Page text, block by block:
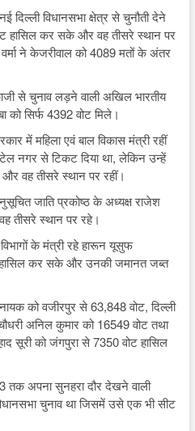
दिल्ली विधानसभा क्षेत्र से चुनौती देने
हासिल कर सके और वह तीसरे स्थान पर
ने केजरीवाल को 4089 मतों के अंतर
से चुनाव लड़ने वाली अखिल भारतीय
को सिर्फ 4392 वोट मिले।
में महिला एवं बाल विकास मंत्री रहीं
नगर से टिकट दिया था, लेकिन उन्हें
वह तीसरे स्थान पर रहीं।
जाति प्रकोष्ठ के अध्यक्ष राजेश
तीसरे स्थान पर रहे।
विभागों के मंत्री रहे हारून यूसुफ
हासिल कर सके और उनकी जमानत जब्त
नायक को वजीरपुर से 63,848 वोट, दिल्ली
अनिल कुमार को 16549 वोट तथा
सूरी को जंगपुरा से 7350 वोट हासिल
तक अपना सुनहरा दौर देखने वाली
चुनाव था जिसमें उसे एक भी सीट